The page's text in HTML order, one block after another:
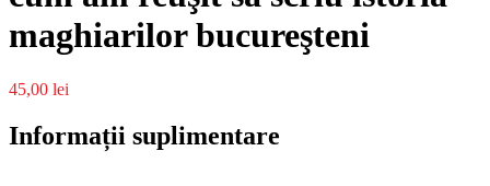
maghiarilor bucureşteni
45,00 lei
Informații suplimentare